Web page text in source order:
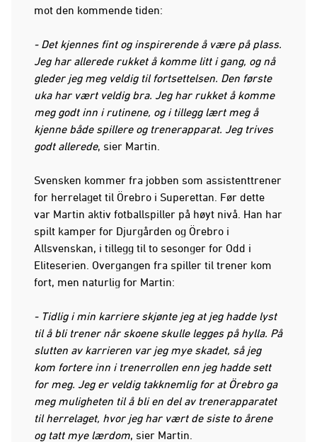
mot den kommende tiden:
- Det kjennes fint og inspirerende å være på plass.
Jeg har allerede rukket å komme litt i gang, og nå
gleder jeg meg veldig til fortsettelsen. Den første
uka har vært veldig bra. Jeg har rukket å komme
meg godt inn i rutinene, og i tillegg lært meg å
kjenne både spillere og trenerapparat. Jeg trives
godt allerede, sier Martin.
Svensken kommer fra jobben som assistenttrener
for herrelaget til Örebro i Superettan. Før dette
var Martin aktiv fotballspiller på høyt nivå. Han har
spilt kamper for Djurgården og Örebro i
Allsvenskan, i tillegg til to sesonger for Odd i
Eliteserien. Overgangen fra spiller til trener kom
fort, men naturlig for Martin:
- Tidlig i min karriere skjønte jeg at jeg hadde lyst
til å bli trener når skoene skulle legges på hylla. På
slutten av karrieren var jeg mye skadet, så jeg
kom fortere inn i trenerrollen enn jeg hadde sett
for meg. Jeg er veldig takknemlig for at Örebro ga
meg muligheten til å bli en del av trenerapparatet
til herrelaget, hvor jeg har vært de siste to årene
og tatt mye lærdom, sier Martin.